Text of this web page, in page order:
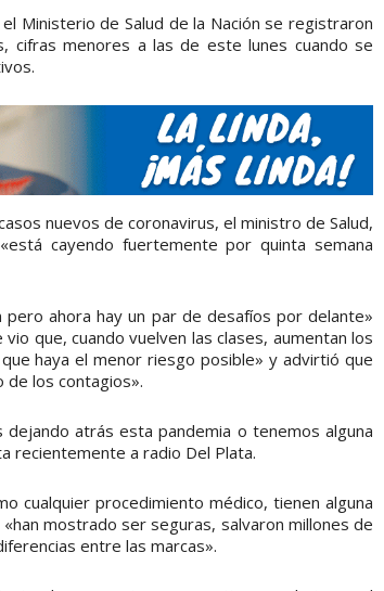
Ministerio de Salud de la Nación se registraron
cifras menores a las de este lunes cuando se
nuevos de coronavirus, el ministro de Salud,
cayendo fuertemente por quinta semana
ahora hay un par de desafíos por delante»
que, cuando vuelven las clases, aumentan los
haya el menor riesgo posible» y advirtió que
de los contagios».
atrás esta pandemia o tenemos alguna
recientemente a radio Del Plata.
cualquier procedimiento médico, tienen alguna
mostrado ser seguras, salvaron millones de
entre las marcas».